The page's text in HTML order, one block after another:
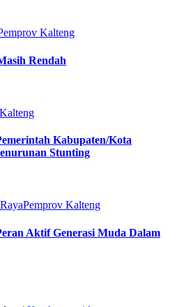
Kalteng
Rendah
Kabupaten/Kota
Stunting
Pemprov Kalteng
Aktif Generasi Muda Dalam